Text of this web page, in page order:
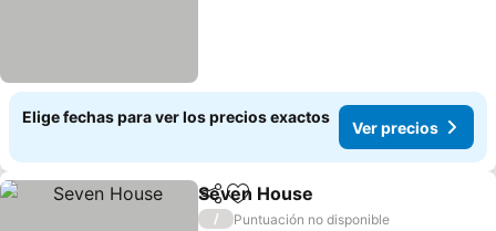
Elige fechas para ver los precios exactos
Ver precios
CompartirAgregar a favoritos
Seven House
/
Puntuación no disponible